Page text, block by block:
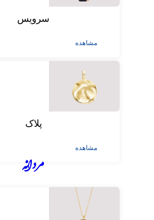
سرویس
مشاهده
پلاک
مشاهده
مردانه